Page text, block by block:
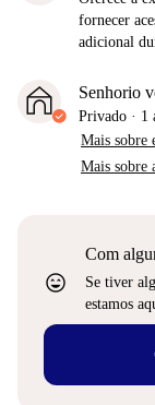
fornecer
adicional
Senhorio
Privado · 1
Mais sobre
Mais sobre
sentiment_very_satisfied
Com
Se tiver
estamos